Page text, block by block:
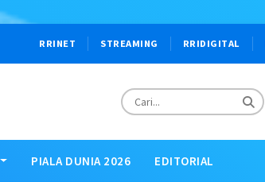
RRINET STREAMING RRIDIGITAL
PIALA DUNIA 2026 EDITORIAL